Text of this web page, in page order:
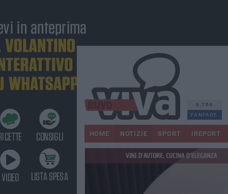
6.754
FANPAGE
HOME NOTIZIE SPORT IREPORT